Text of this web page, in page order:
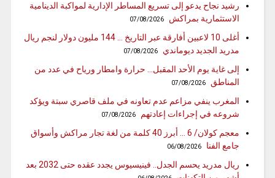
رشيد نجاح يدعو إلى تسريع المساطر الإدارية لمواكبة الدينامية
الاستثمارية بمراكش
07/08/2026
أغلى 10 لاعبين أفارقة عبر التاريخ … 144 مليون دولار لنجم ريال
مدريد الجديد ديوماندي
07/08/2026
إلى غاية يوم الأحد المقبل… حرارة وامطار ورياح في عدد من
المناطق
07/08/2026
المغرب ينفي مزاعم عدم تعاونه في ملف قاصري سبتة ويؤكد
شروعه في إجراءات إعادتهم
07/08/2026
معجم كولان/ 6 … أبرز 40 كلمة من لغة تجار مراكش وأسواق
جامع الفنا
06/08/2026
ريال مدريد يحسم الجدل.. فينيسيوس يجدد عقده حتى 2032 بعد